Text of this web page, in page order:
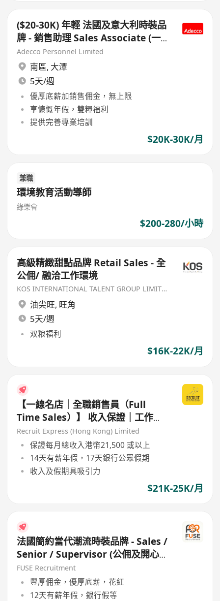
($20-30K) 年輕 法國及意大利時裝品
牌 - 銷售助理 Sales Associate (一
線品牌優質跳板，輕鬆工作環境）
Adecco Personnel Limited
南區, 大潭
5天/週
優厚底薪加銷售佣金，無上限
享慷慨年假，雙糧福利
提供完善專業培訓
$20K-30K/月
兼職
環境教育活動導師
綠樂會
$200-280/小時
高級精緻甜點品牌 Retail Sales - 全
公佣/ 融洽工作環境
KOS INTERNATIONAL TALENT GROUP LIMITED
油尖旺, 旺角
5天/週
双粮福利
$16K-22K/月
【一線名店｜全職銷售員（Full
Time Sales）】 收入保證｜工作環
境融洽
Recruit Express (Hong Kong) Limited
保證每月總收入港幣21,500 或以上
14天有薪年假，17天銀行公眾假期
收入及假期具吸引力
$21K-25K/月
法國簡約當代潮流時裝品牌 - Sales /
Senior / Supervisor (公佣及開心
工作環境 / 良好公司文代)
FUSE Recruitment
豐厚佣金，優厚底薪，花紅
12天有薪年假，銀行假等